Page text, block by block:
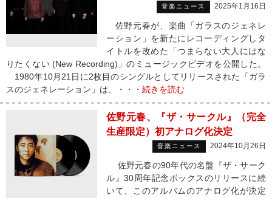
音楽ニュース 2025年1月16日
佐野元春が、楽曲「ガラスのジェネレ
ーション」を新たにレコーディングしタ
イトルを改めた「つまらない大人にはな
りたくない (New Recording)」のミュージックビデオを公開した。
1980年10月21日に2枚目のシングルとしてリリースされた「ガラ
スのジェネレーション」は、・・・ 続きを読む
佐野元春、『ザ・サークル』（完全
生産限定）初アナログ化決定
音楽ニュース 2024年10月26日
佐野元春の90年代の名盤『ザ・サーク
ル』30周年記念ボックスのリリースに続
いて、このアルバムのアナログ化が決定